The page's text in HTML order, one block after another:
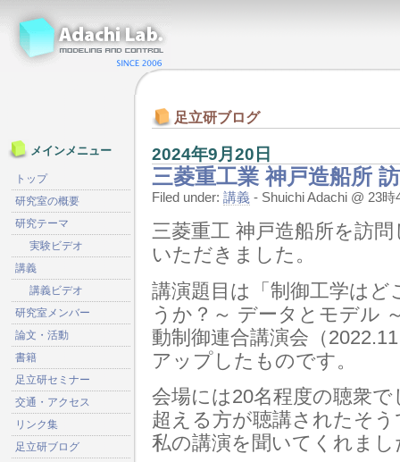
足立研ブログ
2024年9月20日
三菱重工業 神戸造船所
Filed under: 講義 - Shuichi Adachi @ 23時
三菱重工 神戸造船所を訪
いただきました。
講演題目は「制御工学は
うか？～ データとモデル
動制御連合講演会（
アップしたものです。
会場には20名程度の聴衆
超える方が聴講されたそ
私の講演を聞いてくれまし
メインメニュー
トップ
研究室の概要
研究テーマ
実験ビデオ
講義
講義ビデオ
研究室メンバー
論文・活動
書籍
足立研セミナー
交通・アクセス
リンク集
足立研ブログ